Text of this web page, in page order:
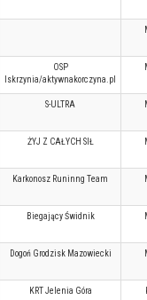
OSP
Iskrzynia/aktywnakorczyna.pl
S-ULTRA
ŻYJ Z CAŁYCH SIŁ
Karkonosz Runinng Team
Biegający Świdnik
Dogoń Grodzisk Mazowiecki
KRT Jelenia Góra